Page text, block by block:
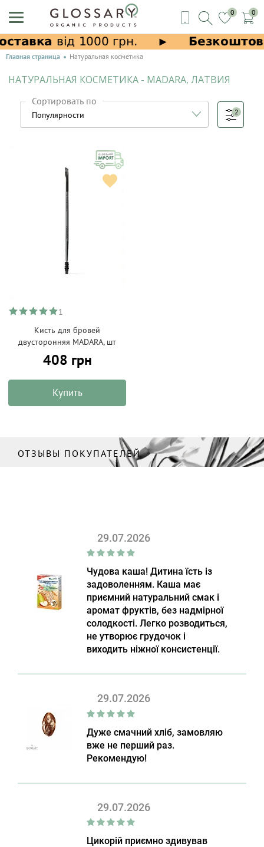
0 0
Главная страница Натуральная косметика
НАТУРАЛЬНАЯ КОСМЕТИКА - MADARA, ЛАТВИЯ
Сортировать по
2
1
Кисть для бровей
двусторонняя MADARA, шт
408 грн
Купить
ОТЗЫВЫ ПОКУПАТЕЛЕЙ
29.07.2026
Чудова каша! Дитина їсть із
задоволенням. Каша має
приємний натуральний смак і
аромат фруктів, без надмірної
солодкості. Легко розводиться,
не утворює грудочок і
виходить ніжної консистенції.
29.07.2026
Дуже смачний хліб, замовляю
вже не перший раз.
Рекомендую!
29.07.2026
Цикорій приємно здивував